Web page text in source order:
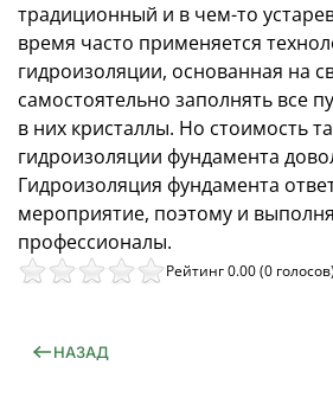
традиционный и в чем-то
время часто применяется
гидроизоляции, основанная на
самостоятельно заполнять все
в них кристаллы. Но стоимость
гидроизоляции фундамента
Гидроизоляция фундамента
мероприятие, поэтому и
профессионалы.
Рейтинг 0.00 (0 голосов)
НАЗАД